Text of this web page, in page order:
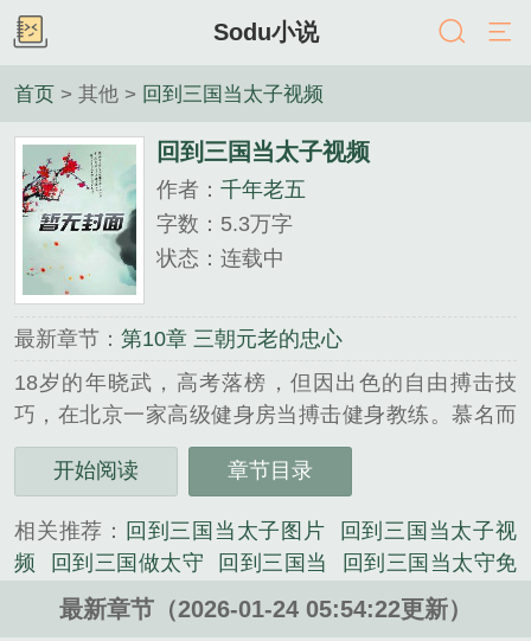
Sodu小说
首页 > 其他 > 回到三国当太子视频
回到三国当太子视频
作者： 千年老五
字数：5.3万字
状态：连载中
最新章节： 第10章 三朝元老的忠心
18岁的年晓武，高考落榜，但因出色的自由搏击技
巧，在北京一家高级健身房当搏击健身教练。慕名而
来的女学员环绕着这个小鲜肉，而年晓武的眼中只有
一个叫何灵思的少妇。阴差阳错间，年晓武自慰的精
国，却被当成小白脸，要被汉灵帝宠幸。。。而年晓
武却发现灵帝身后凤榻上的女人，像极了何灵思。为
求活命，年晓武兵行险招，随后便开启了一场“装太
开始阅读 章节目录
相关推荐： 回到三国当太子图片
回到三国当太子视
频
回到三国做太守 回到三国当
回到三国当太守免
费阅读
回到三国装太监千年老五
回到三国做皇上
回到三国当太子好玩吗
回到三国装太监作者千年老
最新章节（2026-01-24 05:54:22更新）